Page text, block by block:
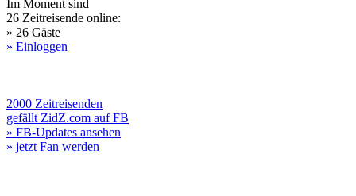
Im Moment sind
26 Zeitreisende online:
» 26 Gäste
» Einloggen
2000 Zeitreisenden
gefällt ZidZ.com auf FB
» FB-Updates ansehen
» jetzt Fan werden